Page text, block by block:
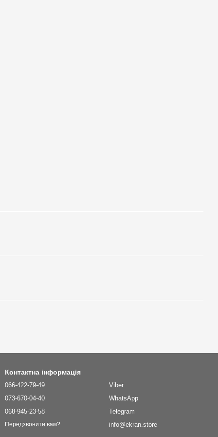
Контактна інформація
066-422-79-49
073-670-04-40
068-945-23-58
Передзвонити вам?
Viber
WhatsApp
Telegram
info@ekran.store